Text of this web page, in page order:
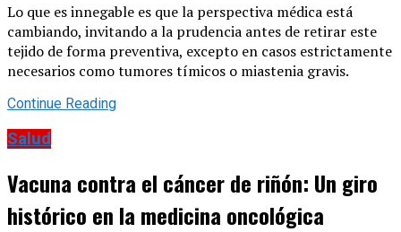
Lo que es innegable es que la perspectiva médica está
cambiando, invitando a la prudencia antes de retirar este
tejido de forma preventiva, excepto en casos estrictamente
necesarios como tumores tímicos o miastenia gravis.
Continue Reading
Salud
Vacuna contra el cáncer de riñón: Un giro
histórico en la medicina oncológica